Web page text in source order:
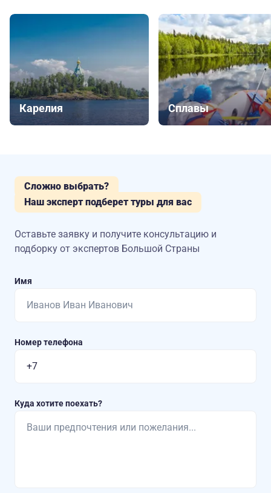
Карелия Сплавы
Сложно выбрать?
Наш эксперт подберет туры для вас
Оставьте заявку и получите консультацию и
подборку от экспертов Большой Страны
Имя
Номер телефона
Куда хотите поехать?